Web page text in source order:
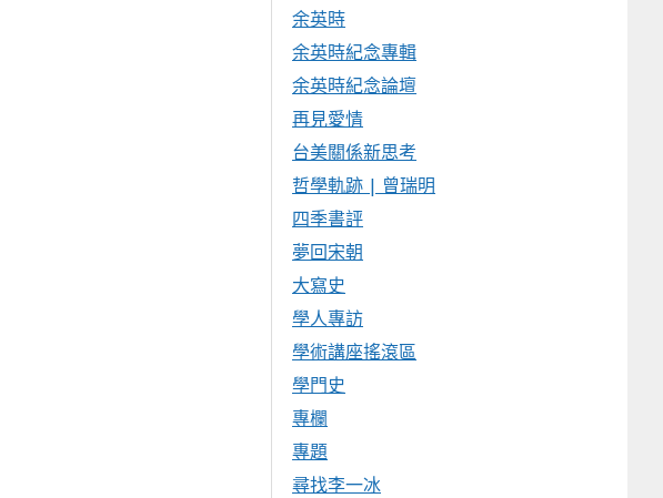
余英時
余英時紀念專輯
余英時紀念論壇
再見愛情
台美關係新思考
哲學軌跡 | 曾瑞明
四季書評
夢回宋朝
大寫史
學人專訪
學術講座搖滾區
學門史
專欄
專題
尋找李一冰